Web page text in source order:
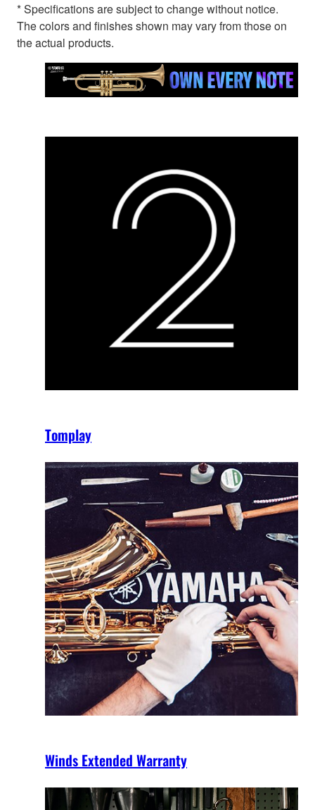
* Specifications are subject to change without notice.
The colors and finishes shown may vary from those on
the actual products.
Tomplay
Winds Extended Warranty